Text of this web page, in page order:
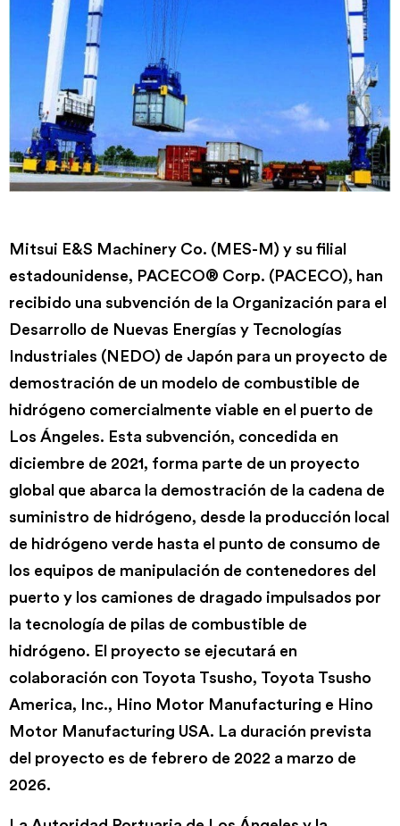
Mitsui E&S Machinery Co. (MES-M) y su filial
estadounidense, PACECO® Corp. (PACECO), han
recibido una subvención de la Organización para el
Desarrollo de Nuevas Energías y Tecnologías
Industriales (NEDO) de Japón para un proyecto de
demostración de un modelo de combustible de
hidrógeno comercialmente viable en el puerto de
Los Ángeles. Esta subvención, concedida en
diciembre de 2021, forma parte de un proyecto
global que abarca la demostración de la cadena de
suministro de hidrógeno, desde la producción local
de hidrógeno verde hasta el punto de consumo de
los equipos de manipulación de contenedores del
puerto y los camiones de dragado impulsados por
la tecnología de pilas de combustible de
hidrógeno. El proyecto se ejecutará en
colaboración con Toyota Tsusho, Toyota Tsusho
America, Inc., Hino Motor Manufacturing e Hino
Motor Manufacturing USA. La duración prevista
del proyecto es de febrero de 2022 a marzo de
2026.